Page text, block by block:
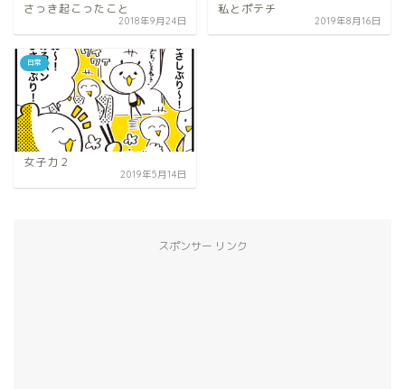
さっき起こったこと
2018年9月24日
私とポテチ
2019年8月16日
日常
女子力２
2019年5月14日
スポンサー リンク